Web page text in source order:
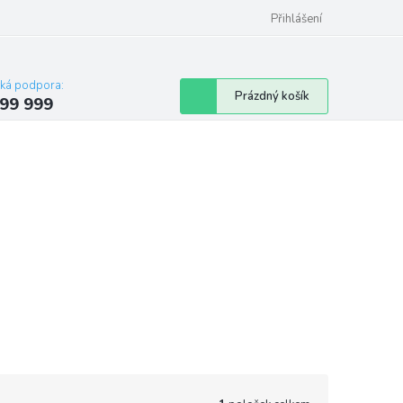
Přihlášení
podpora:
999
Nákupní
košík
Prázdný košík